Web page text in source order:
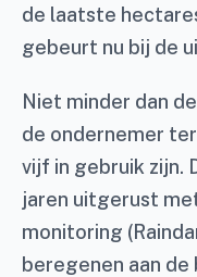
de laatste
gebeurt nu bij de
Niet minder dan
de ondernemer
vijf in gebruik zijn.
jaren uitgerust
monitoring
beregenen aan